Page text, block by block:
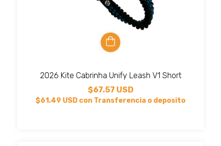
2026 Kite Cabrinha Unify Leash V1 Short
$67.57 USD
$61.49 USD con Transferencia o deposito